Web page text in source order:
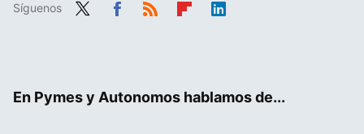
Síguenos
En Pymes y Autonomos hablamos de...